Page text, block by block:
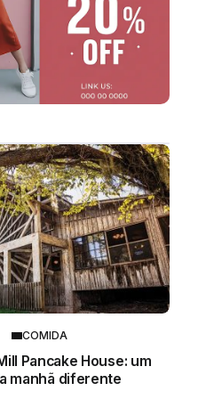
COMIDA
Pancake House: um
manhã diferente